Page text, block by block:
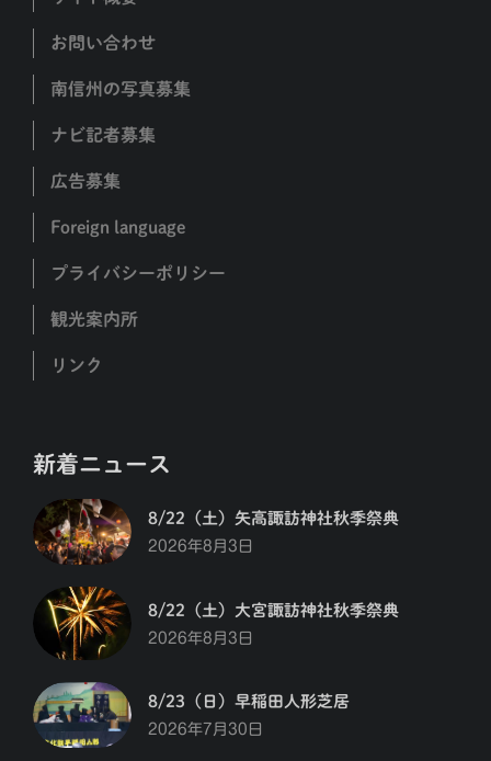
お問い合わせ
南信州の写真募集
ナビ記者募集
広告募集
Foreign language
プライバシーポリシー
観光案内所
リンク
新着ニュース
8/22（土）矢高諏訪神社秋季祭典
2026年8月3日
8/22（土）大宮諏訪神社秋季祭典
2026年8月3日
8/23（日）早稲田人形芝居
2026年7月30日